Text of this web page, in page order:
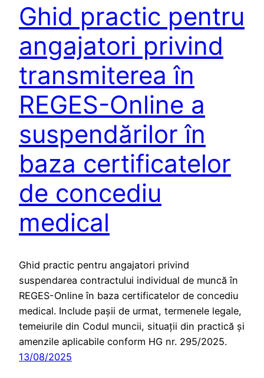
Ghid practic pentru
angajatori privind
transmiterea în
REGES-Online a
suspendărilor în
baza certificatelor
de concediu
medical
Ghid practic pentru angajatori privind
suspendarea contractului individual de muncă în
REGES-Online în baza certificatelor de concediu
medical. Include pașii de urmat, termenele legale,
temeiurile din Codul muncii, situații din practică și
amenzile aplicabile conform HG nr. 295/2025.
13/08/2025